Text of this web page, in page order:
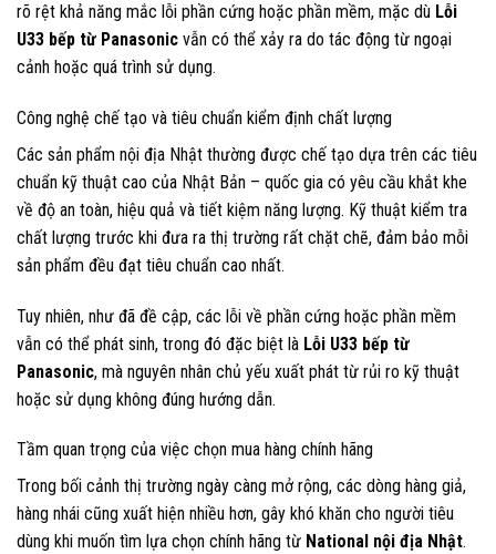
rõ rệt khả năng mắc lỗi phần cứng hoặc phần mềm, mặc dù Lỗi
U33 bếp từ Panasonic vẫn có thể xảy ra do tác động từ ngoại
cảnh hoặc quá trình sử dụng.
Công nghệ chế tạo và tiêu chuẩn kiểm định chất lượng
Các sản phẩm nội địa Nhật thường được chế tạo dựa trên các tiêu
chuẩn kỹ thuật cao của Nhật Bản – quốc gia có yêu cầu khắt khe
về độ an toàn, hiệu quả và tiết kiệm năng lượng. Kỹ thuật kiểm tra
chất lượng trước khi đưa ra thị trường rất chặt chẽ, đảm bảo mỗi
sản phẩm đều đạt tiêu chuẩn cao nhất.
Tuy nhiên, như đã đề cập, các lỗi về phần cứng hoặc phần mềm
vẫn có thể phát sinh, trong đó đặc biệt là Lỗi U33 bếp từ
Panasonic, mà nguyên nhân chủ yếu xuất phát từ rủi ro kỹ thuật
hoặc sử dụng không đúng hướng dẫn.
Tầm quan trọng của việc chọn mua hàng chính hãng
Trong bối cảnh thị trường ngày càng mở rộng, các dòng hàng giả,
hàng nhái cũng xuất hiện nhiều hơn, gây khó khăn cho người tiêu
dùng khi muốn tìm lựa chọn chính hãng từ National nội địa Nhật.